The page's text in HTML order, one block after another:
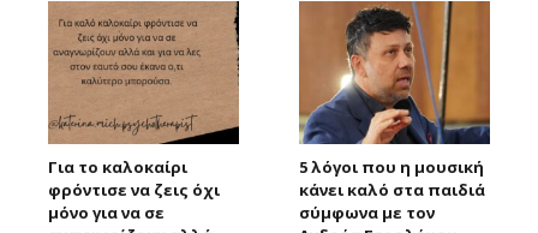
Για το καλοκαίρι
φρόντισε να ζεις όχι
μόνο για να σε
5 λόγοι που η μουσική
κάνει καλό στα παιδιά
σύμφωνα με τον